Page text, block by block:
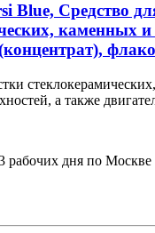
Blue, Средство
каменных
а также
рабочих дня по Москве